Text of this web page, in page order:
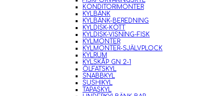
KONDITORIMONTER
KYLBÄNK
KYLBÄNK-BEREDNING
KYLDISK-KÖTT
KYLDISK-VISNING-FISK
KYLMONTER
KYLMONTER-SJÄLVPLOCK
KYLRUM
KYLSKÅP GN 2-1
ÖLFATSKYL
SNABBKYL
SUSHIKYL
TAPASKYL